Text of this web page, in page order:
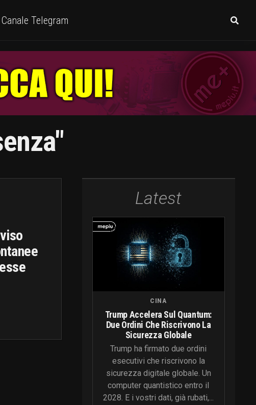
Canale Telegram
Latest
CINA
Trump Accelera Sul Quantum:
Due Ordini Che Riscrivono La
Sicurezza Globale
Trump ha firmato due ordini
esecutivi che riscrivono la
sicurezza digitale globale. Un
computer quantistico entro il
2028. E i vostri dati, già rubati,...